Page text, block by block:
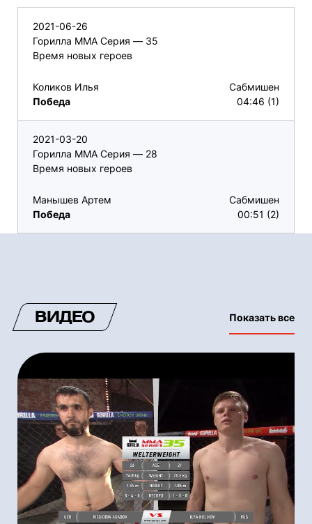
2021-06-26
Горилла ММА Серия — 35
Время новых героев
Коликов Илья
Победа
Сабмишен
04:46 (1)
2021-03-20
Горилла ММА Серия — 28
Время новых героев
Манышев Артем
Победа
Сабмишен
00:51 (2)
ВИДЕО Показать все